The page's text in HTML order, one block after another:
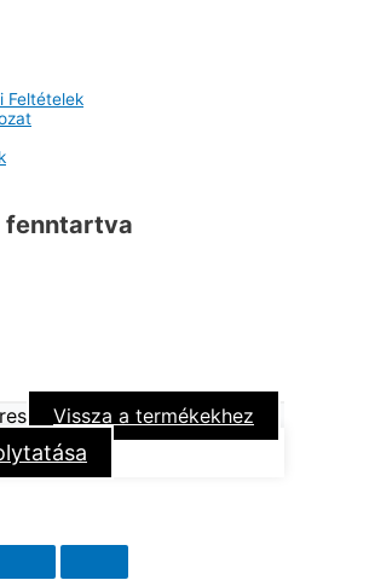
Feltételek
fenntartva
Vissza a termékekhez